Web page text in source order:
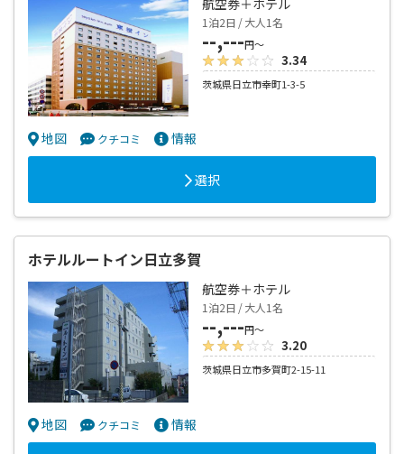
1泊2日 / 大人1名
--,---円～
3.34
茨城県日立市幸町1-3-5
地図 クチコミ 情報
選択
ホテルルートイン日立多賀
航空券＋ホテル
1泊2日 / 大人1名
--,---円～
3.20
茨城県日立市多賀町2-15-11
地図 クチコミ 情報